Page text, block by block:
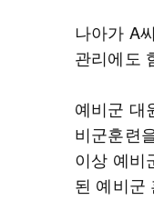
나아가 A
관리에도
예비군 대
비군훈련
이상 예비
된 예비군